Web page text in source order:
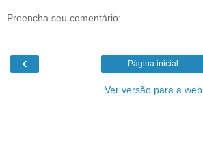
Preencha seu comentário:
‹ Página inicial
Ver versão para a web